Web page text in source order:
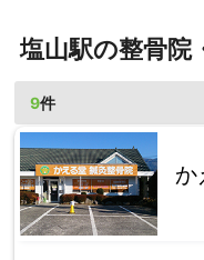
塩山駅の整骨院
9件
か